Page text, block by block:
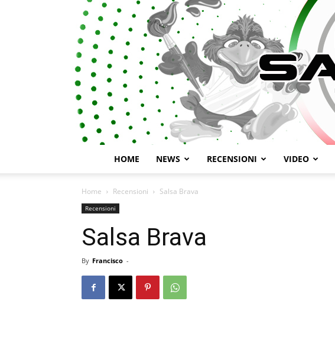
HOME NEWS RECENSIONI VIDEO
Home Recensioni Salsa Brava
Recensioni
Salsa Brava
By Francisco -